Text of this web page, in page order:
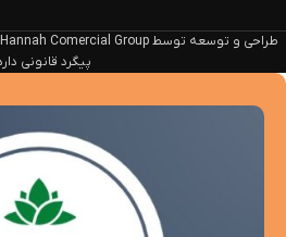
پیگرد قانونی